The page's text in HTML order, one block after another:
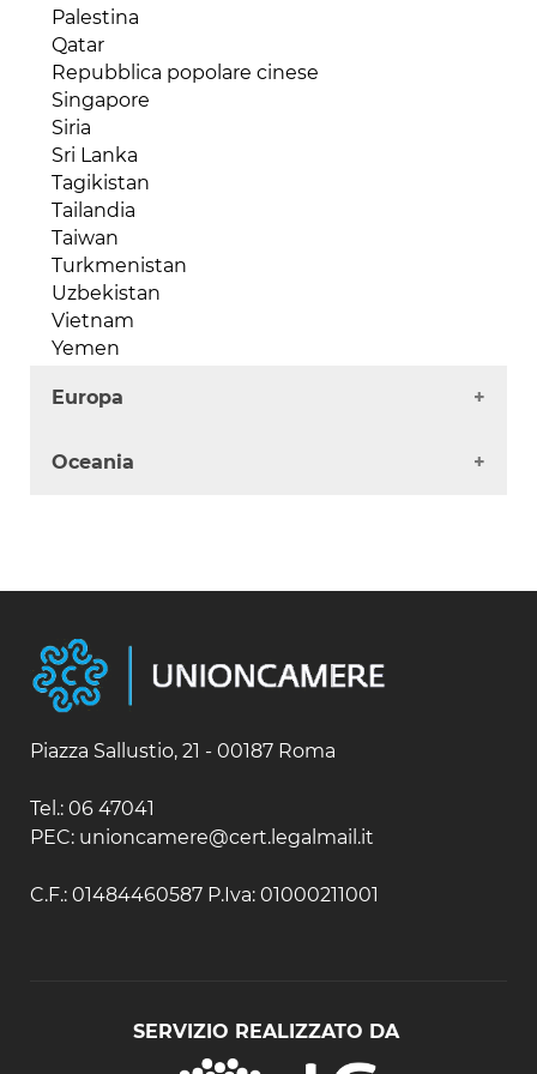
Senegal
Seychelles
Sierra Leone
Somalia
Sud Africa
Sudan
Tanzania
Togo
Tunisia
Uganda
Zambia
Zimbabwe
Palestina
Qatar
Repubblica popolare cinese
Singapore
Siria
Sri Lanka
Tagikistan
Tailandia
Taiwan
Turkmenistan
Uzbekistan
Vietnam
Yemen
Europa
Andorra
Croazia
Danimarca
Estonia
Francia
Gibilterra
Grecia
Islanda
Moldavia
Oceania
Nuova Caledonia
Papua Nuova Guinea
Samoa
Piazza Sallustio, 21 - 00187 Roma
Tel.: 06 47041
PEC: unioncamere@cert.legalmail.it
C.F.: 01484460587 P.Iva: 01000211001
SERVIZIO REALIZZATO DA